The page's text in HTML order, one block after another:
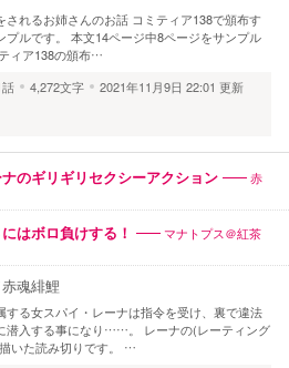
されるお姉さんのお話 コミティア138で頒布す
プルです。 本文14ページ中8ページをサンプル
ィア138の頒布…
話 4,272文字 2021年11月9日 22:01 更新
のギリギリセクシーアクション
赤
はボロ負けする！
マナトプス＠紅茶
赤魂緋鯉
する女スパイ・レーナは指令を受け、裏で違法
潜入する事になり……。 レーナの(レーティング
いた読み切りです。 …